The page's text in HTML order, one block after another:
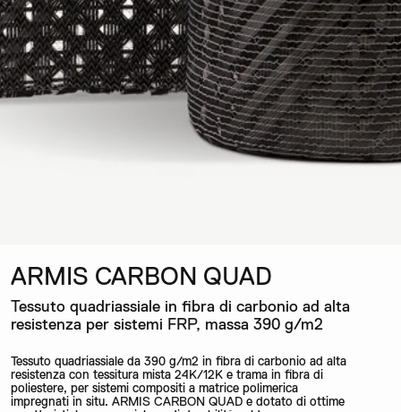
ARMIS CARBON QUAD
Tessuto quadriassiale in fibra di carbonio ad alta
resistenza per sistemi FRP, massa 390 g/m2
Tessuto quadriassiale da 390 g/m2 in fibra di carbonio ad alta
resistenza con tessitura mista 24K/12K e trama in fibra di
poliestere, per sistemi compositi a matrice polimerica
impregnati in situ. ARMIS CARBON QUAD e dotato di ottime